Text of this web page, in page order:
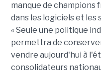
manque de champions
dans les logiciels et les
« Seule une politique
permettra de
vendre aujourd'hui à
consolidateurs